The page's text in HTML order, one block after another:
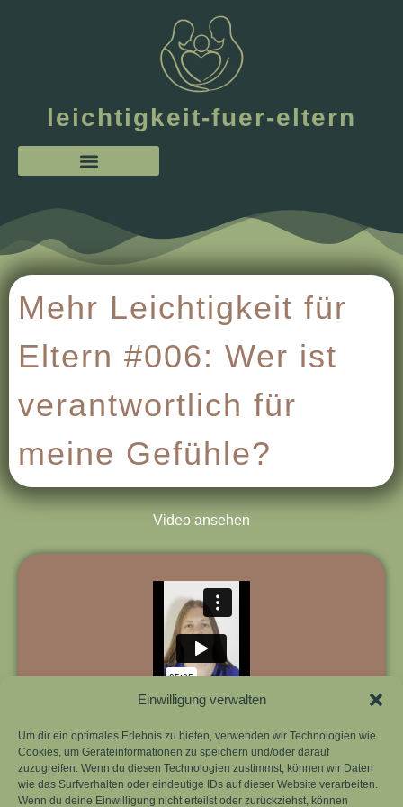
Einwilligung verwalten
Um dir ein optimales Erlebnis zu bieten, verwenden wir Technologien wie
Cookies, um Geräteinformationen zu speichern und/oder darauf
zuzugreifen. Wenn du diesen Technologien zustimmst, können wir Daten
wie das Surfverhalten oder eindeutige IDs auf dieser Website verarbeiten.
Wenn du deine Einwilligung nicht erteilst oder zurückziehst, können
leichtigkeit-fuer-eltern
Mehr Leichtigkeit für
Eltern #006: Wer ist
verantwortlich für
meine Gefühle?
Video ansehen
Zusammenfassung lesen